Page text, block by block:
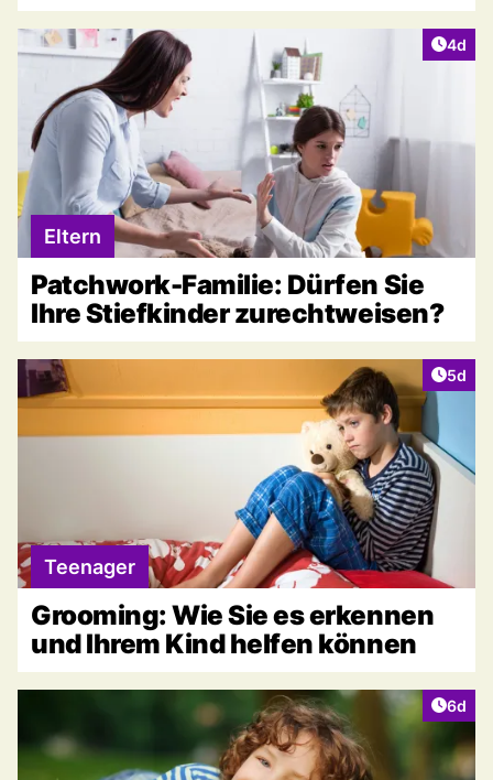
4d
Eltern
Patchwork-Familie: Dürfen Sie
Ihre Stiefkinder zurechtweisen?
5d
Teenager
Grooming: Wie Sie es erkennen
und Ihrem Kind helfen können
6d